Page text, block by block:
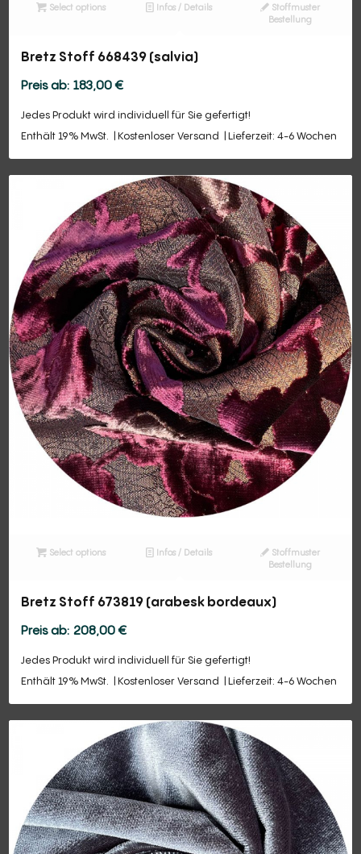
Select options Infos / Details
Stoffmuster
Bestellung
Bretz Stoff 668439 (salvia)
183,00€
Jedes Produkt wird individuell für Sie gefertigt!
Enthält 19% MwSt.
Kostenloser Versand Lieferzeit: 4-6 Wochen
Select options Infos / Details
Stoffmuster
Bestellung
Bretz Stoff 673819 (arabesk bordeaux)
208,00€
Jedes Produkt wird individuell für Sie gefertigt!
Enthält 19% MwSt.
Kostenloser Versand Lieferzeit: 4-6 Wochen